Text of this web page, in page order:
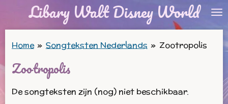
hoofdinhoud
Libary Walt Disney World
Home » Songteksten Nederlands » Zootropolis
Zootropolis
De songteksten zijn (nog) niet beschikbaar.